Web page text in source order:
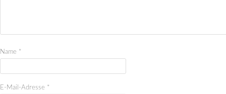
Name *
E-Mail-Adresse *